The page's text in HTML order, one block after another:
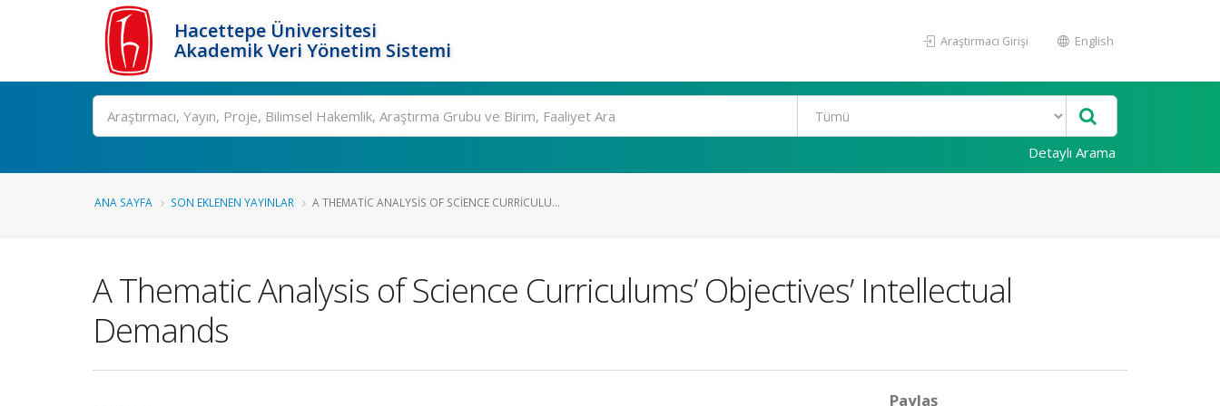
Hacettepe Üniversitesi
Akademik Veri Yönetim Sistemi
Araştırmacı Girişi English
Ara
Detaylı Arama
ANA SAYFA SON EKLENEN YAYINLAR A THEMATIC ANALYSIS OF SCIENCE CURRICULU...
A Thematic Analysis of Science Curriculums’ Objectives’ Intellectual
Demands
Paylaş